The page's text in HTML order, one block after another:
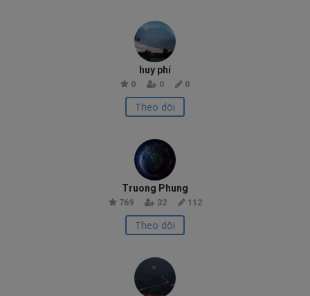
huy phí
0 0 0
Theo dõi
Truong Phung
769 32 112
Theo dõi